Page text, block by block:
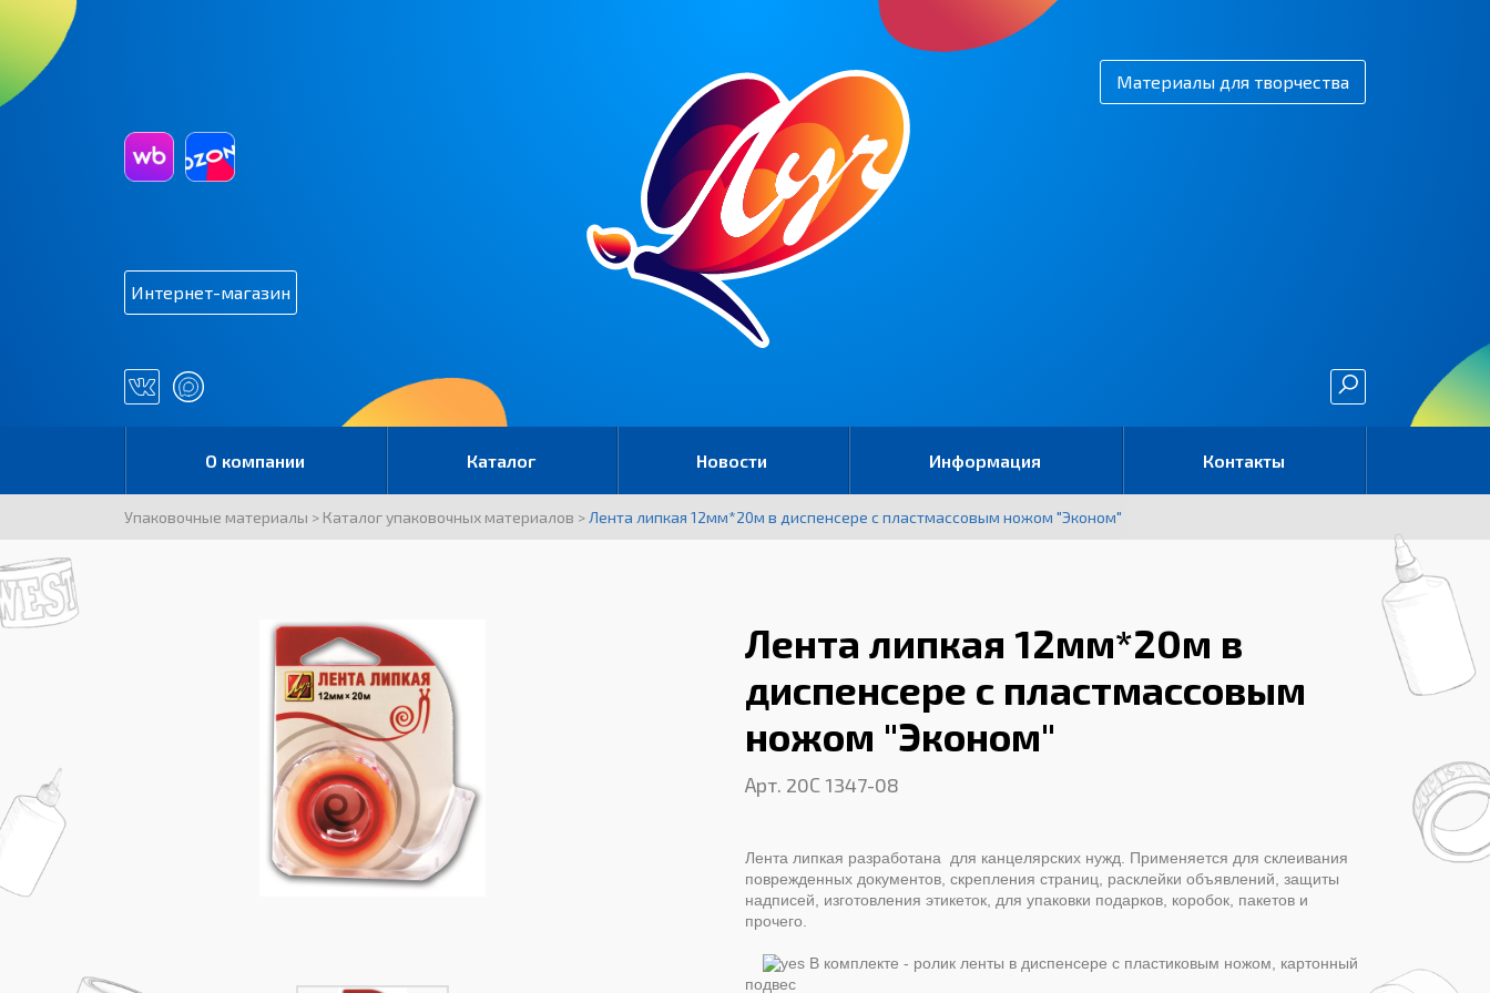
Интернет-магазин
Материалы для творчества
О компании Каталог Новости Информация Контакты
Упаковочные материалы > Каталог упаковочных материалов > Лента липкая 12мм*20м в диспенсере с пластмассовым ножом "Эконом"
Лента липкая 12мм*20м в
диспенсере с пластмассовым
ножом "Эконом"
Арт. 20С 1347-08
Лента липкая разработана для канцелярских нужд. Применяется для склеивания
поврежденных документов, скрепления страниц, расклейки объявлений, защиты
надписей, изготовления этикеток, для упаковки подарков, коробок, пакетов и
прочего.
В комплекте - ролик ленты в диспенсере с пластиковым ножом, картонный
подвес